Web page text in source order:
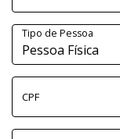
Tipo de Pessoa
Pessoa Física
CPF